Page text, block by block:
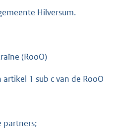
Hilversum.
(RooO)
1 sub c van de RooO
partners;